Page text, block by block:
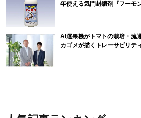
年使える気門封鎖剤『フーモン
AI選果機がトマトの栽培・流
カゴメが描くトレーサビリテ